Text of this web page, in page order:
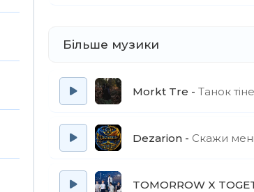
Більше музики
Morkt Tre Танок
Dezarion Скажи
TOMORROW X